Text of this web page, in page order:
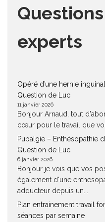
experts
Opéré d’une hernie
Question de Luc
11 janvier 2026
Bonjour Arnaud, tout
cœur pour le travail que
Pubalgie – Enthésopathie
Question de Luc
6 janvier 2026
Bonjour je vois que vos
également d'une
adducteur depuis un...
Plan entrainement travail
séances par semaine